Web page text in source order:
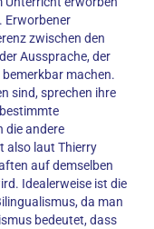
Erworbener
zwischen den
Aussprache, der
machen.
sind, sprechen ihre
die andere
also laut Thierry
auf demselben
Idealerweise ist die
da man
bedeutet, dass